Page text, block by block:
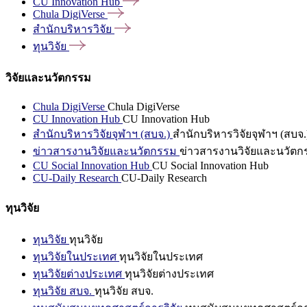
Chula DigiVerse
สำนักบริหารวิจัย
ทุนวิจัย
วิจัยและนวัตกรรม
Chula DigiVerse Chula DigiVerse
CU Innovation Hub CU Innovation Hub
สำนักบริหารวิจัยจุฬาฯ (สบจ.) สำนักบริหารวิจัยจุฬาฯ (สบจ
ข่าวสารงานวิจัยและนวัตกรรม ข่าวสารงานวิจัยและนวัตก
CU Social Innovation Hub CU Social Innovation Hub
CU-Daily Research CU-Daily Research
ทุนวิจัย
ทุนวิจัย ทุนวิจัย
ทุนวิจัยในประเทศ ทุนวิจัยในประเทศ
ทุนวิจัยต่างประเทศ ทุนวิจัยต่างประเทศ
ทุนวิจัย สบจ. ทุนวิจัย สบจ.